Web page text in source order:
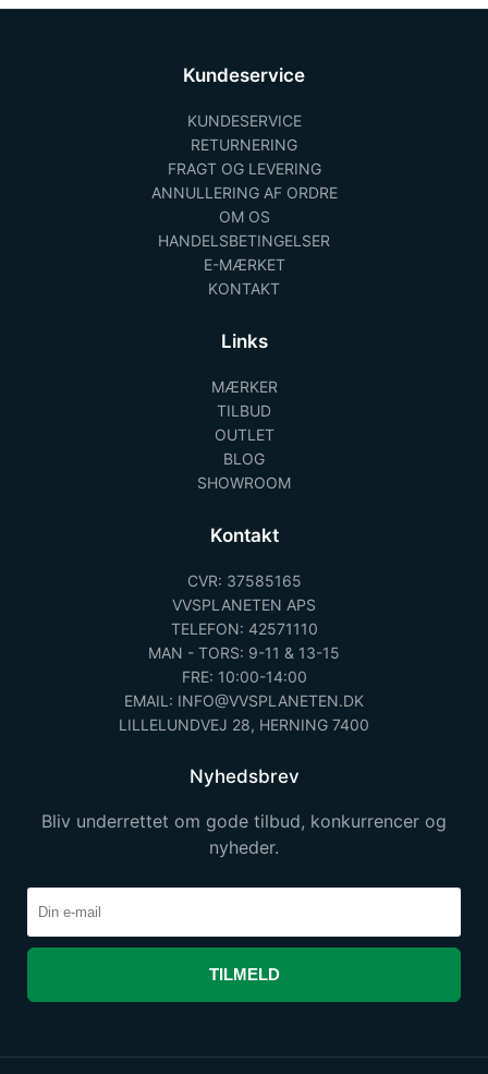
Kundeservice
KUNDESERVICE
RETURNERING
FRAGT OG LEVERING
ANNULLERING AF ORDRE
OM OS
HANDELSBETINGELSER
E-MÆRKET
KONTAKT
Links
MÆRKER
TILBUD
OUTLET
BLOG
SHOWROOM
Kontakt
CVR: 37585165
VVSPLANETEN APS
TELEFON: 42571110
MAN - TORS: 9-11 & 13-15
FRE: 10:00-14:00
EMAIL: INFO@VVSPLANETEN.DK
LILLELUNDVEJ 28, HERNING 7400
Nyhedsbrev
Bliv underrettet om gode tilbud, konkurrencer og
nyheder.
TILMELD